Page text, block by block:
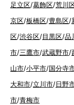
足立区/葛飾区/荒川
京区/板橋区/豊島区/
区/渋谷区/目黒区/品
市/三鷹市/武蔵野市/
山市/小平市/国分寺
大和市/立川市/日野
市/青梅市